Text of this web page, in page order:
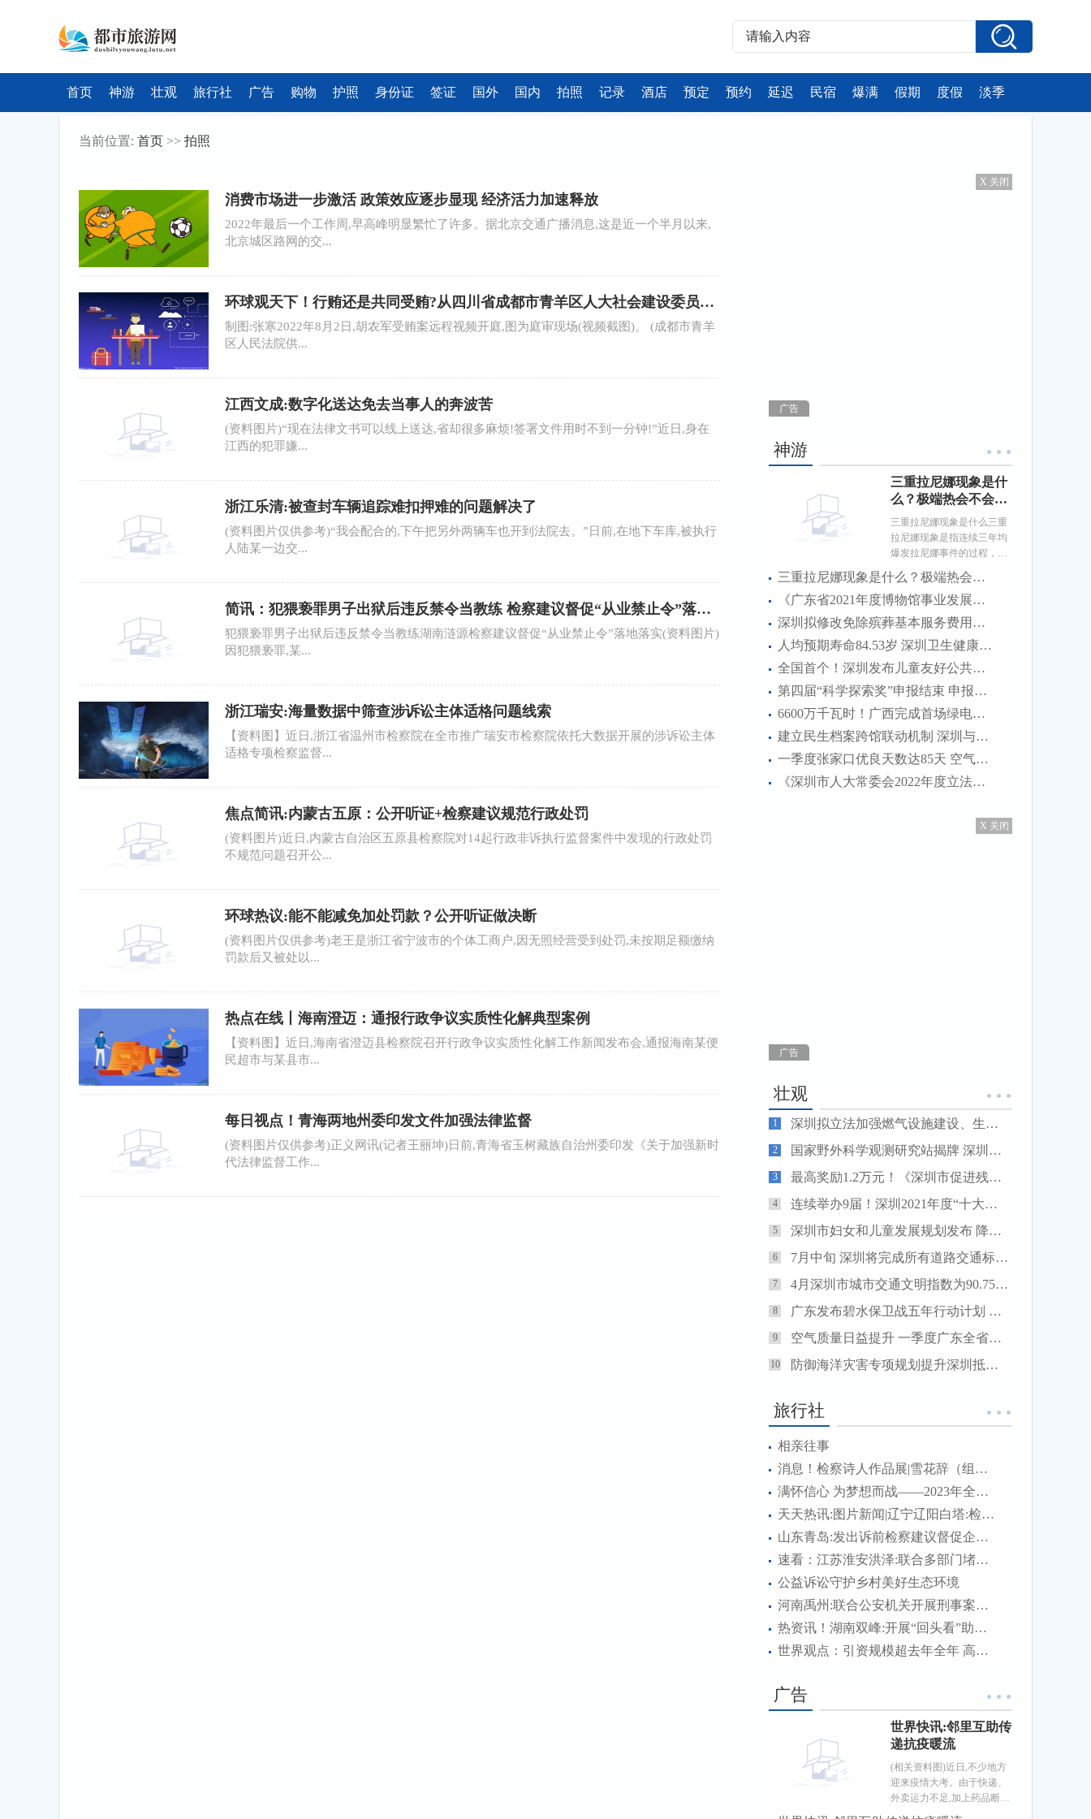
首页 神游 壮观 旅行社 广告 购物 护照 身份证 签证 国外 国内 拍照 记录 酒店 预定 预约 延迟 民宿 爆满 假期 度假 淡季
当前位置: 首页 >> 拍照
消费市场进一步激活 政策效应逐步显现 经济活力加速释放
2022年最后一个工作周,早高峰明显繁忙了许多。据北京交通广播消息,这是近一个半月以来,
北京城区路网的交...
环球观天下！行贿还是共同受贿?从四川省成都市青羊区人大社会建设委员会
原主任委员胡农军案说起
制图:张寒2022年8月2日,胡农军受贿案远程视频开庭,图为庭审现场(视频截图)。 (成都市青羊
区人民法院供...
江西文成:数字化送达免去当事人的奔波苦
(资料图片)“现在法律文书可以线上送达,省却很多麻烦!签署文件用时不到一分钟!”近日,身在
江西的犯罪嫌...
浙江乐清:被查封车辆追踪难扣押难的问题解决了
(资料图片仅供参考)“我会配合的,下午把另外两辆车也开到法院去。”日前,在地下车库,被执行
人陆某一边交...
简讯：犯猥亵罪男子出狱后违反禁令当教练 检察建议督促“从业禁止令”落地
落实
犯猥亵罪男子出狱后违反禁令当教练湖南涟源检察建议督促“从业禁止令”落地落实(资料图片)
因犯猥亵罪,某...
浙江瑞安:海量数据中筛查涉诉讼主体适格问题线索
【资料图】近日,浙江省温州市检察院在全市推广瑞安市检察院依托大数据开展的涉诉讼主体
适格专项检察监督...
焦点简讯:内蒙古五原：公开听证+检察建议规范行政处罚
(资料图片)近日,内蒙古自治区五原县检察院对14起行政非诉执行监督案件中发现的行政处罚
不规范问题召开公...
环球热议:能不能减免加处罚款？公开听证做决断
(资料图片仅供参考)老王是浙江省宁波市的个体工商户,因无照经营受到处罚,未按期足额缴纳
罚款后又被处以...
热点在线丨海南澄迈：通报行政争议实质性化解典型案例
【资料图】近日,海南省澄迈县检察院召开行政争议实质性化解工作新闻发布会,通报海南某便
民超市与某县市...
每日视点！青海两地州委印发文件加强法律监督
(资料图片仅供参考)正义网讯(记者王丽坤)日前,青海省玉树藏族自治州委印发《关于加强新时
代法律监督工作...
广告
X 关闭
神游
三重拉尼娜现象是什
么？极端热会不会带
来极端冷？
三重拉尼娜现象是什么三重
拉尼娜现象是指连续三年均
爆发拉尼娜事件的过程，具
体是自2020年春季起赤道
中...
三重拉尼娜现象是什么？极端热会不会带来极端冷？
《广东省2021年度博物馆事业发展报告》发布
深圳拟修改免除殡葬基本服务费用实施办法 由8项增至10项
人均预期寿命84.53岁 深圳卫生健康事业发展十四五规划发布
全国首个！深圳发布儿童友好公共服务体系建设指南
第四届“科学探索奖”申报结束 申报人数稳中有升
6600万千瓦时！广西完成首场绿电交易 开启绿电消费新模式
建立民生档案跨馆联动机制 深圳与全国40个城市实现“跨馆查档”
一季度张家口优良天数达85天 空气质量综合指数2.67
《深圳市人大常委会2022年度立法计划》5月8日正式印发
广告
X 关闭
壮观
1 深圳拟立法加强燃气设施建设、生产供应 大力推进“瓶改管”工作
2 国家野外科学观测研究站揭牌 深圳深入推进生物多样性保护
3 最高奖励1.2万元！《深圳市促进残疾人就业办法》4月起实施
4 连续举办9届！深圳2021年度“十大法治事件”评选揭晓
5 深圳市妇女和儿童发展规划发布 降低家庭生育、养育成本
6 7月中旬 深圳将完成所有道路交通标志英文译写整治工作
7 4月深圳市城市交通文明指数为90.75分 比2月减少0.05分
8 广东发布碧水保卫战五年行动计划 探索构建绿色生态水网
9 空气质量日益提升 一季度广东全省空气质量同比改善2.7%
10 防御海洋灾害专项规划提升深圳抵御重大海洋灾害的综合能力
旅行社
相亲往事
消息！检察诗人作品展|雪花辞（组诗）
满怀信心 为梦想而战——2023年全国硕士研究生招生考试首日见闻
天天热讯:图片新闻|辽宁辽阳白塔:检察官、国家三级心理咨询师为涉案未成年被害人及其家长进行心理疏导
山东青岛:发出诉前检察建议督促企业及时消除消防隐患
速看：江苏淮安洪泽:联合多部门堵住管理漏洞维护道路交通安全
公益诉讼守护乡村美好生态环境
河南禹州:联合公安机关开展刑事案件诉前财产调查
热资讯！湖南双峰:开展“回头看”助推检察建议落地见效
世界观点：引资规模超去年全年 高质量发展成色足——透视中国前11个月吸引外资成绩单
广告
世界快讯:邻里互助传
递抗疫暖流
(相关资料图)近日,不少地方
迎来疫情大考。由于快递、
外卖运力不足,加上药品断
货、抗原检测试剂脱销等,